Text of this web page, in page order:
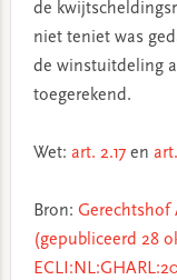
de
niet teniet was
de winstuitdeling
toegerekend.
Wet: art. 2.17en
Bron: Gerechtshof
(gepubliceerd 28